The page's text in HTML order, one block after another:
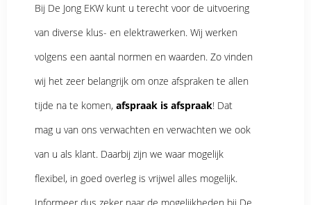
Bij De Jong EKW kunt u terecht voor de uitvoering
van diverse klus- en elektrawerken. Wij werken
volgens een aantal normen en waarden. Zo vinden
wij het zeer belangrijk om onze afspraken te allen
tijde na te komen, afspraak is afspraak! Dat
mag u van ons verwachten en verwachten we ook
van u als klant. Daarbij zijn we waar mogelijk
flexibel, in goed overleg is vrijwel alles mogelijk.
Informeer dus zeker naar de mogelijkheden bij De